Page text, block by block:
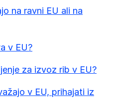
na ravni EU ali na
v EU?
za izvoz rib v EU?
v EU, prihajati iz